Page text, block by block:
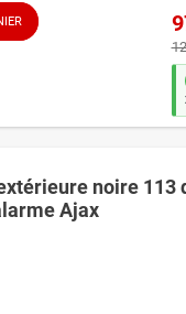
noire 113
Ajax